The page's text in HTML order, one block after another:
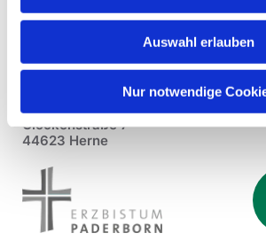
Auswahl erlauben
Nur notwendige
Glockenstraße 7
44623 Herne